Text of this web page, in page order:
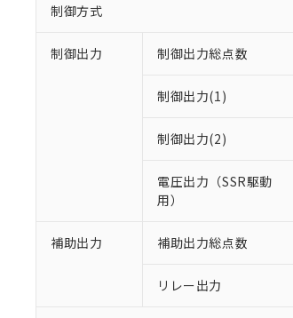
制御方式
制御出力 制御出力総点数
制御出力(1)
制御出力(2)
電圧出力（SSR駆動
用）
補助出力 補助出力総点数
リレー出力